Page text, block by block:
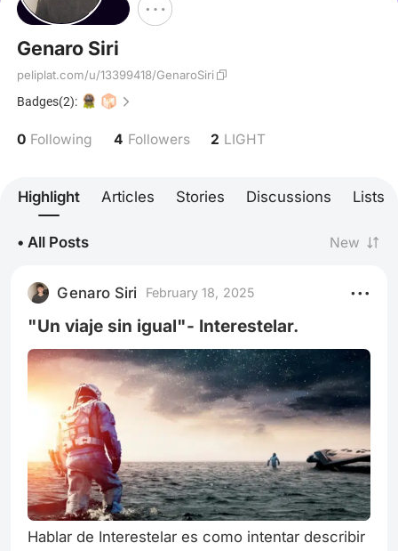
Follow
Genaro Siri
peliplat.com/u/13399418/GenaroSiri
Badges(2):
0 Following 4 Followers 2 LIGHT
Highlight Articles Stories Discussions Lists
• All Posts New
Genaro Siri February 18, 2025
"Un viaje sin igual"- Interestelar.
Hablar de Interestelar es como intentar describir